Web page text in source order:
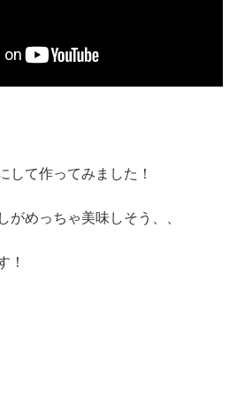
して作ってみました！
がめっちゃ美味しそう、、
！